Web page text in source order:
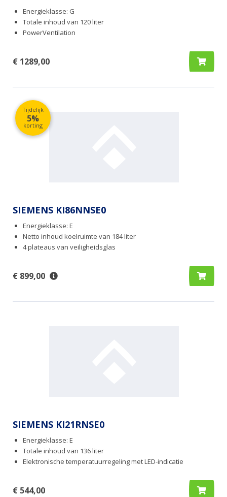
Energieklasse: G
Totale inhoud van 120 liter
PowerVentilation
€ 1289,00
Tijdelijk
5%
korting
SIEMENS KI86NNSE0
Energieklasse: E
Netto inhoud koelruimte van 184 liter
4 plateaus van veiligheidsglas
€ 899,00
SIEMENS KI21RNSE0
Energieklasse: E
Totale inhoud van 136 liter
Elektronische temperatuurregeling met LED-indicatie
€ 544,00